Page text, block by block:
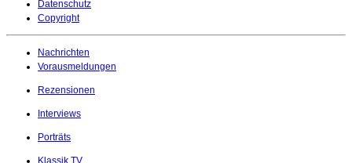
Datenschutz
Copyright
Nachrichten
Vorausmeldungen
Rezensionen
Interviews
Porträts